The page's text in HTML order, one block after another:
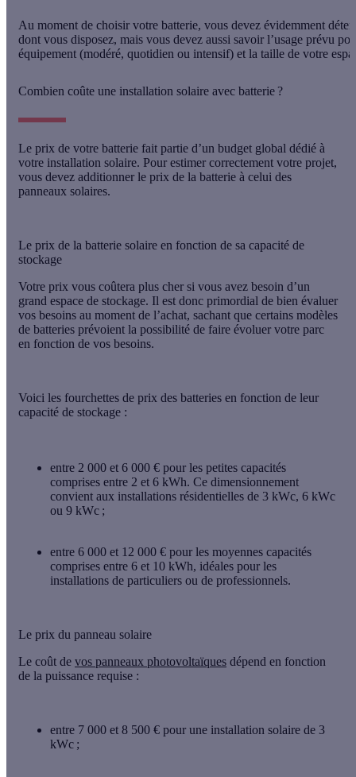
Au moment de choisir votre batterie, vous devez évidemment
dont vous disposez, mais vous devez aussi savoir l’usage prévu
équipement (modéré, quotidien ou intensif) et la taille de votre
Combien coûte une installation solaire avec batterie ?
Le prix de votre batterie fait partie d’un budget global dédié à
votre installation solaire. Pour estimer correctement votre projet,
vous devez additionner le prix de la batterie à celui des
panneaux solaires.
Le prix de la batterie solaire en fonction de sa capacité de
stockage
Votre prix vous coûtera plus cher si vous avez besoin d’un
grand espace de stockage. Il est donc primordial de bien évaluer
vos besoins au moment de l’achat, sachant que certains modèles
de batteries prévoient la possibilité de faire évoluer votre parc
en fonction de vos besoins.
Voici les fourchettes de prix des batteries en fonction de leur
capacité de stockage :
entre 2 000 et 6 000 € pour les petites capacités
comprises entre 2 et 6 kWh. Ce dimensionnement
convient aux installations résidentielles de 3 kWc, 6 kWc
ou 9 kWc ;
entre 6 000 et 12 000 € pour les moyennes capacités
comprises entre 6 et 10 kWh, idéales pour les
installations de particuliers ou de professionnels.
Le prix du panneau solaire
Le coût de vos panneaux photovoltaïques dépend en fonction
de la puissance requise :
entre 7 000 et 8 500 € pour une installation solaire de 3
kWc ;